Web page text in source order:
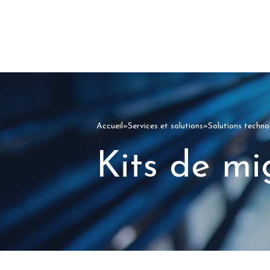
Accueil»Services et solutions»Solutions
Kits de